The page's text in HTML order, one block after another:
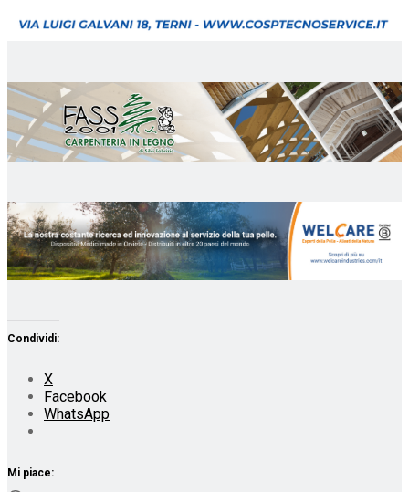
Condividi:
X
Facebook
WhatsApp
Mi piace: